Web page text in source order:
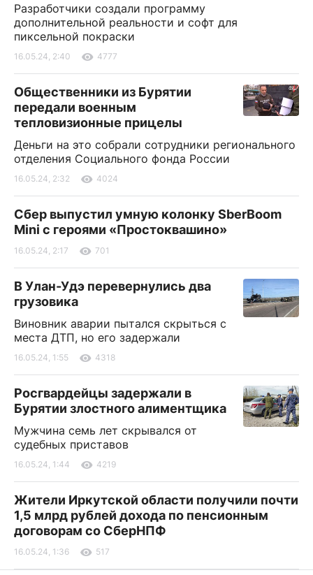
Разработчики создали программу
дополнительной реальности и софт для
пиксельной покраски
16.05.24, 2:40 4777
Общественники из Бурятии
передали военным
тепловизионные прицелы
Деньги на это собрали сотрудники регионального
отделения Социального фонда России
16.05.24, 2:32 4024
Сбер выпустил умную колонку SberBoom
Mini c героями «Простоквашино»
16.05.24, 2:17 701
В Улан-Удэ перевернулись два
грузовика
Виновник аварии пытался скрыться с
места ДТП, но его задержали
16.05.24, 1:55 4318
Росгвардейцы задержали в
Бурятии злостного алиментщика
Мужчина семь лет скрывался от
судебных приставов
16.05.24, 1:44 4219
Жители Иркутской области получили почти
1,5 млрд рублей дохода по пенсионным
договорам со СберНПФ
16.05.24, 1:36 517